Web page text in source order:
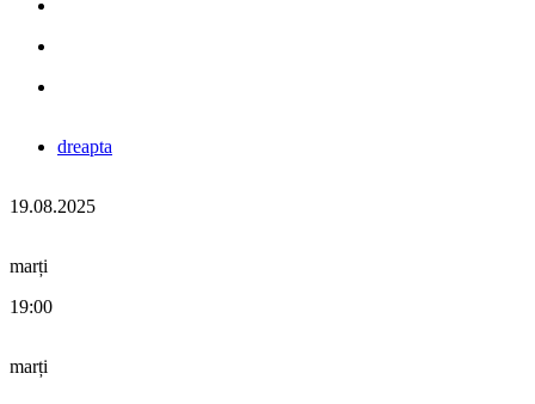
dreapta
19.08.2025
marți
19:00
marți